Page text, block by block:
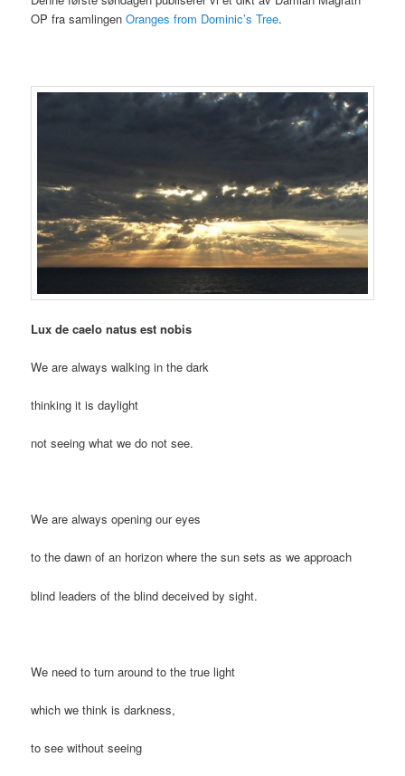
OP fra samlingenOranges from Dominic’s Tree.
Lux de caelo natus est nobis
We are always walking in the dark
thinking it is daylight
not seeing what we do not see.
We are always opening our eyes
to the dawn of an horizon where the sun sets as we approach
blind leaders of the blind deceived by sight.
We need to turn around to the true light
which we think is darkness,
to see without seeing